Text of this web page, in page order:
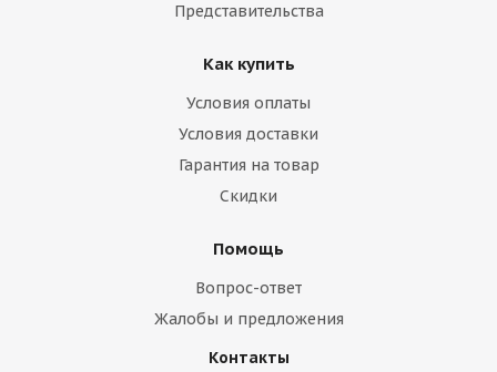
Представительства
Как купить
Условия оплаты
Условия доставки
Гарантия на товар
Скидки
Помощь
Вопрос-ответ
Жалобы и предложения
Контакты